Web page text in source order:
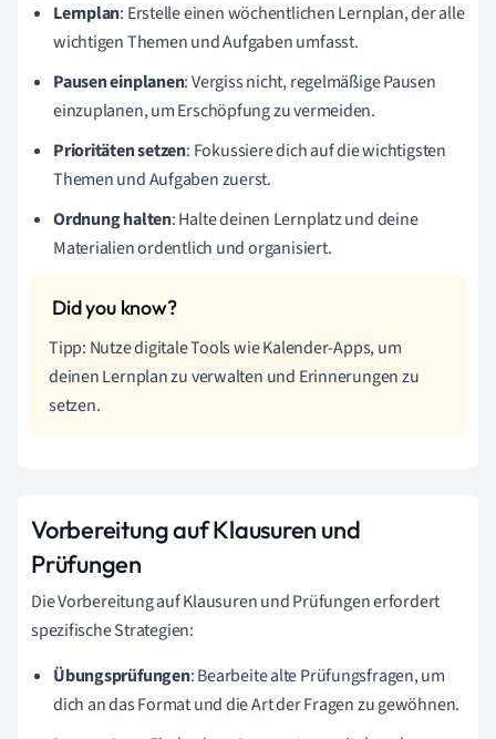
Lernplan: Erstelle einen wöchentlichen Lernplan, der alle
wichtigen Themen und Aufgaben umfasst.
Pausen einplanen: Vergiss nicht, regelmäßige Pausen
einzuplanen, um Erschöpfung zu vermeiden.
Prioritäten setzen: Fokussiere dich auf die wichtigsten
Themen und Aufgaben zuerst.
Ordnung halten: Halte deinen Lernplatz und deine
Materialien ordentlich und organisiert.
Tipp: Nutze digitale Tools wie Kalender-Apps, um
deinen Lernplan zu verwalten und Erinnerungen zu
setzen.
Vorbereitung auf Klausuren und
Prüfungen
Die Vorbereitung auf Klausuren und Prüfungen erfordert
spezifische Strategien:
Übungsprüfungen: Bearbeite alte Prüfungsfragen, um
dich an das Format und die Art der Fragen zu gewöhnen.